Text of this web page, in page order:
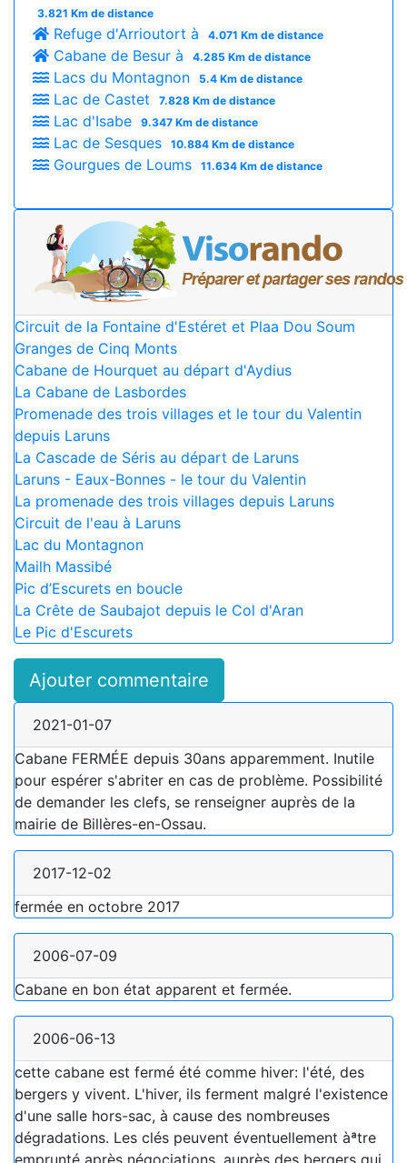
3.821 Km de distance
Refuge d'Arrioutort à 4.071 Km de distance
Cabane de Besur à 4.285 Km de distance
Lacs du Montagnon 5.4 Km de distance
Lac de Castet 7.828 Km de distance
Lac d'Isabe 9.347 Km de distance
Lac de Sesques 10.884 Km de distance
Gourgues de Loums 11.634 Km de distance
Circuit de la Fontaine d'Estéret et Plaa Dou Soum
Granges de Cinq Monts
Cabane de Hourquet au départ d'Aydius
La Cabane de Lasbordes
Promenade des trois villages et le tour du Valentin
depuis Laruns
La Cascade de Séris au départ de Laruns
Laruns - Eaux-Bonnes - le tour du Valentin
La promenade des trois villages depuis Laruns
Circuit de l'eau à Laruns
Lac du Montagnon
Mailh Massibé
Pic d’Escurets en boucle
La Crête de Saubajot depuis le Col d'Aran
Le Pic d'Escurets
Ajouter commentaire
2021-01-07
Cabane FERMÉE depuis 30ans apparemment. Inutile
pour espérer s'abriter en cas de problème. Possibilité
de demander les clefs, se renseigner auprès de la
mairie de Billères-en-Ossau.
2017-12-02
fermée en octobre 2017
2006-07-09
Cabane en bon état apparent et fermée.
2006-06-13
cette cabane est fermé été comme hiver: l'été, des
bergers y vivent. L'hiver, ils ferment malgré l'existence
d'une salle hors-sac, à cause des nombreuses
dégradations. Les clés peuvent éventuellement àªtre
emprunté après négociations, auprès des bergers qui